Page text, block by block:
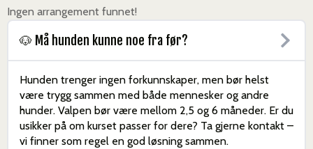
Ingen arrangement funnet!
🐶 Må hunden kunne noe fra før?
Hunden trenger ingen forkunnskaper, men bør helst
være trygg sammen med både mennesker og andre
hunder. Valpen bør være mellom 2,5 og 6 måneder. Er du
usikker på om kurset passer for dere? Ta gjerne kontakt –
vi finner som regel en god løsning sammen.